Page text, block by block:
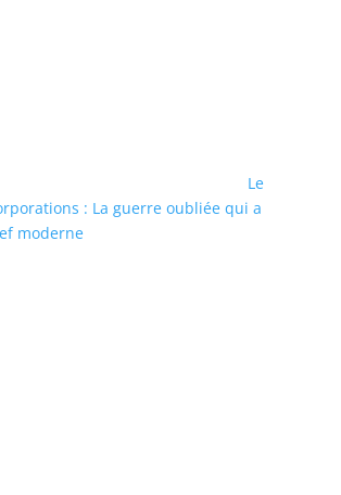
Le
: La guerre oubliée qui a
moderne